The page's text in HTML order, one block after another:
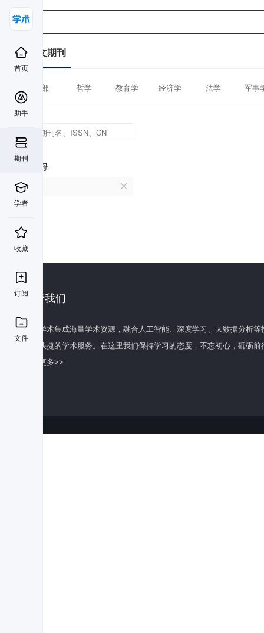
首页
助手
期刊
学者
收藏
订阅
文件
中文期刊
全部 哲学 教育学 经济学 法学 军事
首字母
V
关于我们
百度学术集成海量学术资源，融合人工智能、深度学习、大数据分析
全面快捷的学术服务。在这里我们保持学习的态度，不忘初心，砥砺前
了解更多>>